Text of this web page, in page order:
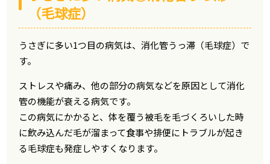
（毛球症）
うさぎに多い1つ目の病気は、消化管うっ滞（毛球症）で
す。
ストレスや痛み、他の部分の病気などを原因として消化
管の機能が衰える病気です。
この病気にかかると、体を覆う被毛を毛づくろいした時
に飲み込んだ毛が溜まって食事や排便にトラブルが起き
る毛球症も発症しやすくなります。